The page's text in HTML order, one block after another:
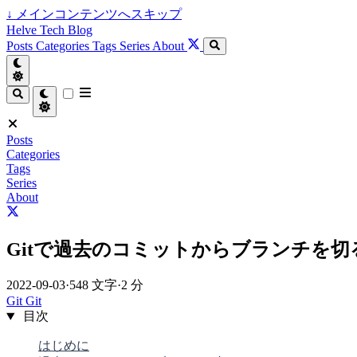
↓ メインコンテンツへスキップ
Helve Tech Blog
Posts Categories Tags Series About
Posts
Categories
Tags
Series
About
Gitで過去のコミットからブランチを切
2022-09-03·548 文字·2 分
GitGit
目次
はじめに